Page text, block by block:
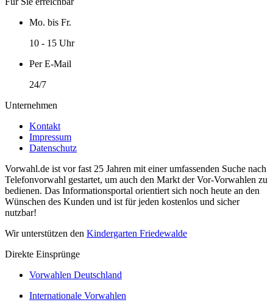
Mo. bis Fr.
10 - 15 Uhr
Per E-Mail
24/7
Unternehmen
Kontakt
Impressum
Datenschutz
Vorwahl.de ist vor fast 25 Jahren mit einer umfassenden Suche nach
Telefonvorwahl gestartet, um auch den Markt der Vor-Vorwahlen zu
bedienen. Das Informationsportal orientiert sich noch heute an den
Wünschen des Kunden und ist für jeden kostenlos und sicher
nutzbar!
Wir unterstützen den Kindergarten Friedewalde
Direkte Einsprünge
Vorwahlen Deutschland
Internationale Vorwahlen